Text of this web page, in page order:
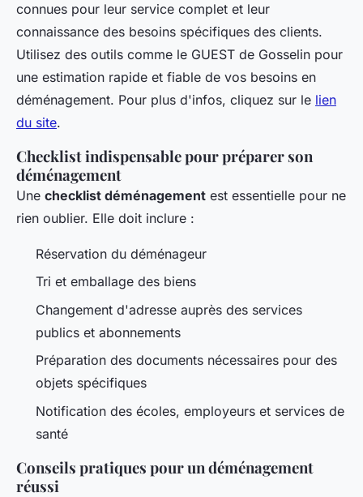
connues pour leur service complet et leur
connaissance des besoins spécifiques des clients.
Utilisez des outils comme le GUEST de Gosselin pour
une estimation rapide et fiable de vos besoins en
déménagement. Pour plus d'infos, cliquez sur le lien
du site.
Checklist indispensable pour préparer son
déménagement
Une checklist déménagement est essentielle pour ne
rien oublier. Elle doit inclure :
Réservation du déménageur
Tri et emballage des biens
Changement d'adresse auprès des services
publics et abonnements
Préparation des documents nécessaires pour des
objets spécifiques
Notification des écoles, employeurs et services de
santé
Conseils pratiques pour un déménagement
réussi